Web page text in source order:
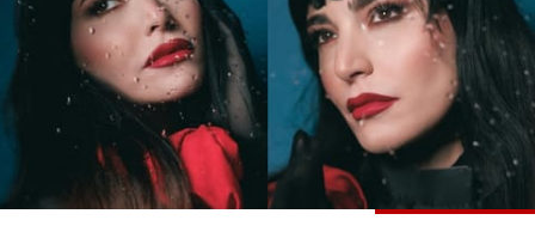
منوعات رياضة
كأس العالم
البرامج